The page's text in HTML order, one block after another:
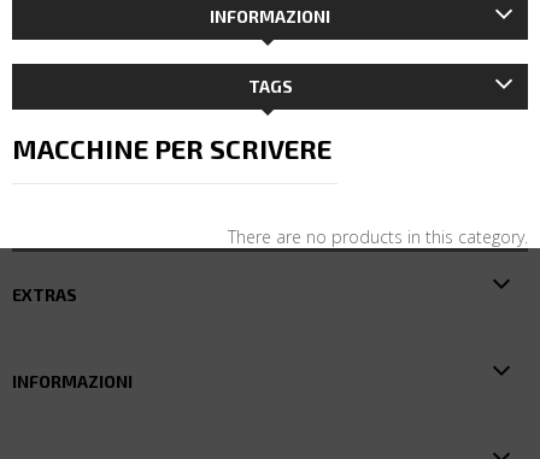
INFORMAZIONI
TAGS
MACCHINE PER SCRIVERE
There are no products in this category.
EXTRAS
INFORMAZIONI